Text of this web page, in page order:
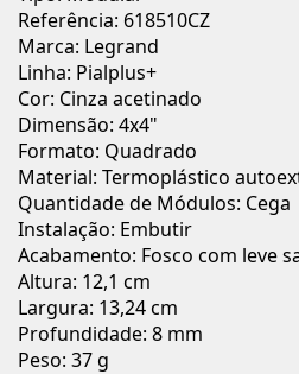
Referência: 618510CZ
Marca: Legrand
Linha: Pialplus+
Cor: Cinza acetinado
Dimensão: 4x4"
Formato: Quadrado
Material: Termoplástico
Quantidade de Módulos: Cega
Instalação: Embutir
Acabamento: Fosco com leve
Altura: 12,1 cm
Largura: 13,24 cm
Profundidade: 8 mm
Peso: 37 g